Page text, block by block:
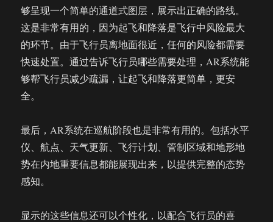
够呈现一个简单的通道式图层，展示出正确的路线。
这是非常有用的，因为起飞和降落是飞行中风险最大
的环节。由于飞行员离地面很近，任何的风险都需要
快速处置。通过告诉飞行员哪些需要处理，AR系统能
够帮飞行员减少疏漏，让起飞和降落更简单，更安
全。
最后，AR系统在巡航阶段也是非常有用的。包括水平
仪、航点、天气更新、飞行计划、管制区域和地形地
势在内地重要信息都能展现出来，以提供完整的态势
感知。
显示的这些信息还可以个性化，以配合飞行员的喜